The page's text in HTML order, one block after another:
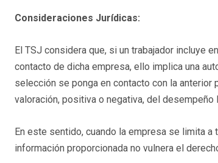
Consideraciones Jurídicas:
El TSJ considera que, si un trabajador incluye
contacto de dicha empresa, ello implica una
selección se ponga en contacto con la
valoración, positiva o negativa, del desempeño
En este sentido, cuando la empresa se limita
información proporcionada no vulnera el